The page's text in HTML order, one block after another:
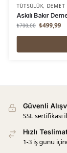
TÜTSÜLÜK, DEMET
Askılı Bakır
₺700,00 ₺499,99
Güvenli
SSL
Hızlı
1-3 iş günü